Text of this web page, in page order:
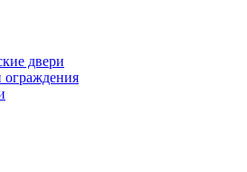
двери
ограждения